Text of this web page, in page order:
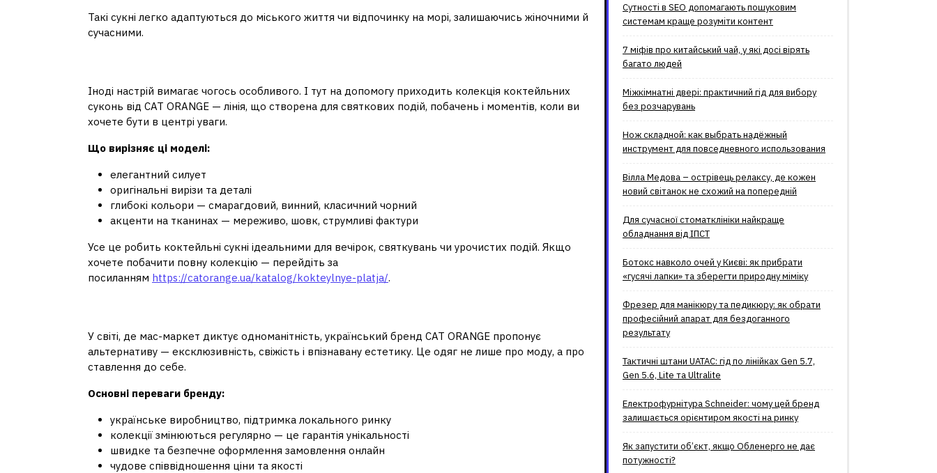
Такі сукні легко адаптуються до міського життя чи відпочинку на морі, залишаючись жіночними й
сучасними.
Іноді настрій вимагає чогось особливого. І тут на допомогу приходить колекція коктейльних
суконь від CAT ORANGE — лінія, що створена для святкових подій, побачень і моментів, коли ви
хочете бути в центрі уваги.
Що вирізняє ці моделі:
елегантний силует
оригінальні вирізи та деталі
глибокі кольори — смарагдовий, винний, класичний чорний
акценти на тканинах — мереживо, шовк, струмливі фактури
Усе це робить коктейльні сукні ідеальними для вечірок, святкувань чи урочистих подій. Якщо
хочете побачити повну колекцію — перейдіть за
посиланням https://catorange.ua/katalog/kokteylnye-platja/.
У світі, де мас-маркет диктує одноманітність, український бренд CAT ORANGE пропонує
альтернативу — ексклюзивність, свіжість і впізнавану естетику. Це одяг не лише про моду, а про
ставлення до себе.
Основні переваги бренду:
українське виробництво, підтримка локального ринку
колекції змінюються регулярно — це гарантія унікальності
швидке та безпечне оформлення замовлення онлайн
чудове співвідношення ціни та якості
Сутності в SEO допомагають пошуковим
системам краще розуміти контент
7 міфів про китайський чай, у які досі вірять
багато людей
Міжкімнатні двері: практичний гід для вибору
без розчарувань
Нож складной: как выбрать надёжный
инструмент для повседневного использования
Вілла Медова – острівець релаксу, де кожен
новий світанок не схожий на попередній
Для сучасної стоматклініки найкраще
обладнання від ІПСТ
Ботокс навколо очей у Києві: як прибрати
«гусячі лапки» та зберегти природну міміку
Фрезер для манікюру та педикюру: як обрати
професійний апарат для бездоганного
результату
Тактичні штани UATAC: гід по лінійках Gen 5.7,
Gen 5.6, Lite та Ultralite
Електрофурнітура Schneider: чому цей бренд
залишається орієнтиром якості на ринку
Як запустити об’єкт, якщо Обленерго не дає
потужності?